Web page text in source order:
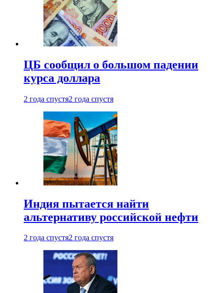
ЦБ сообщил о большом падении
курса доллара
2 года спустя2 года спустя
Индия пытается найти
альтернативу российской нефти
2 года спустя2 года спустя